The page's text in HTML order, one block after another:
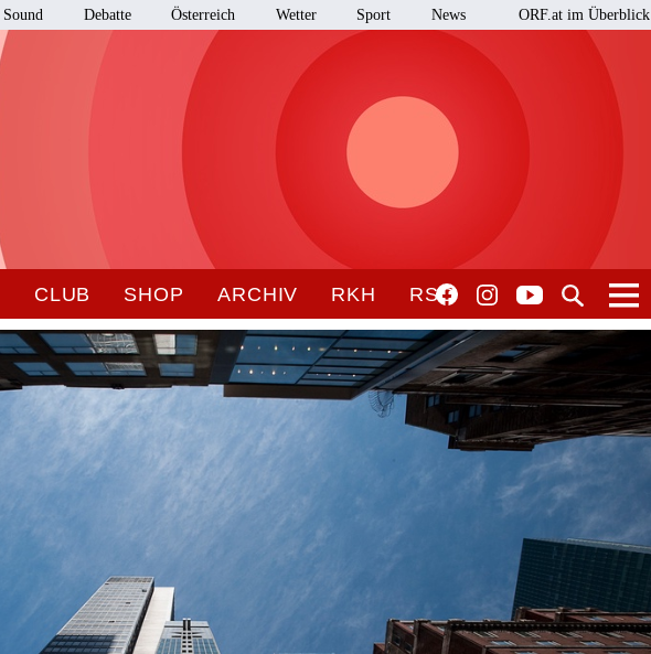
Sound Debatte Österreich Wetter Sport News ORF.at im Überblick
CLUB SHOP ARCHIV RKH RSO